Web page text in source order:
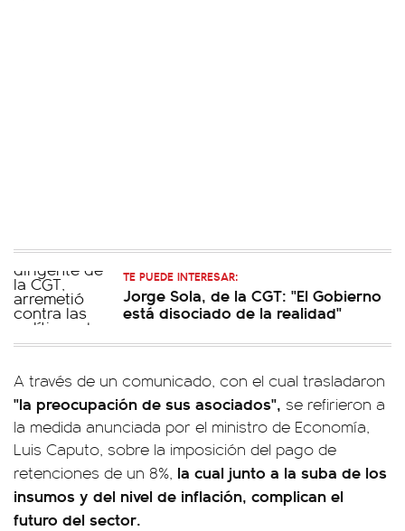
TE PUEDE INTERESAR:
Jorge Sola, de la CGT: "El Gobierno
está disociado de la realidad"
A través de un comunicado, con el cual trasladaron
"la preocupación de sus asociados", se refirieron a
la medida anunciada por el ministro de Economía,
Luis Caputo, sobre la imposición del pago de
retenciones de un 8%, la cual junto a la suba de los
insumos y del nivel de inflación, complican el
futuro del sector.